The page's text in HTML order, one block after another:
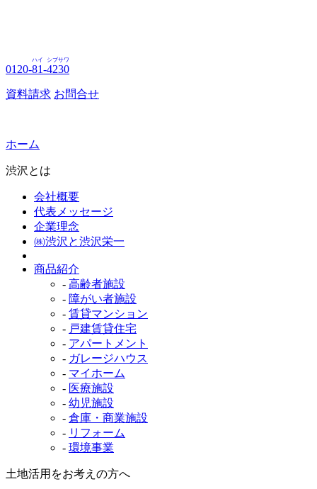
0120-81
ハイ
-4230
シブサワ
資料請求 お問合せ
ホーム
渋沢とは
会社概要
代表メッセージ
企業理念
㈱渋沢と渋沢栄一
商品紹介
- 高齢者施設
- 障がい者施設
- 賃貸マンション
- 戸建賃貸住宅
- アパートメント
- ガレージハウス
- マイホーム
- 医療施設
- 幼児施設
- 倉庫・商業施設
- リフォーム
- 環境事業
土地活用をお考えの方へ